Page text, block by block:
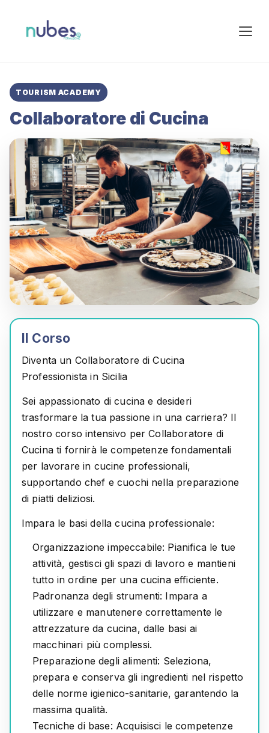
TOURISM ACADEMY
Collaboratore di Cucina
Il Corso
Diventa un Collaboratore di Cucina
Professionista in Sicilia
Sei appassionato di cucina e desideri
trasformare la tua passione in una carriera? Il
nostro corso intensivo perCollaboratore di
Cucinati fornirà le competenze fondamentali
per lavorare in cucine professionali,
supportando chef e cuochi nella preparazione
di piatti deliziosi.
Impara le basi della cucina professionale:
Organizzazione impeccabile: Pianifica le tue
attività, gestisci gli spazi di lavoro e mantieni
tutto in ordine per una cucina efficiente.
Padronanza degli strumenti: Impara a
utilizzare e manutenere correttamente le
attrezzature da cucina, dalle basi ai
macchinari più complessi.
Preparazione degli alimenti: Seleziona,
prepara e conserva gli ingredienti nel rispetto
delle norme igienico-sanitarie, garantendo la
massima qualità.
Tecniche di base: Acquisisci le competenze